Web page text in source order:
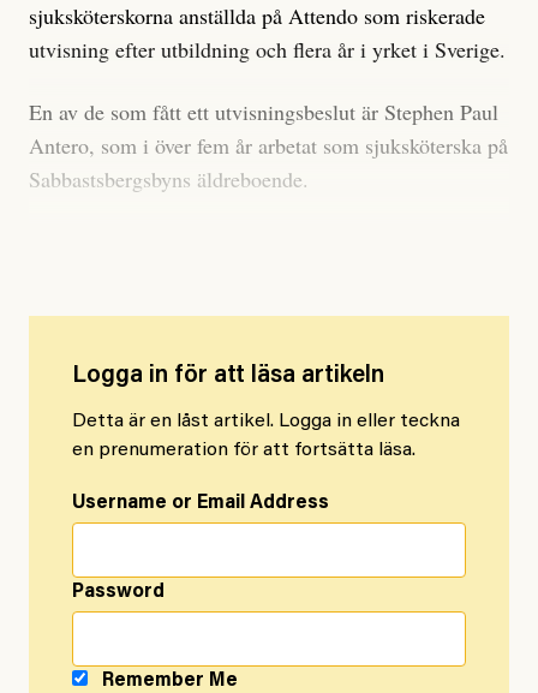
sjuksköterskorna anställda på Attendo som riskerade
utvisning efter utbildning och flera år i yrket i Sverige.
En av de som fått ett utvisningsbeslut är Stephen Paul
Antero, som i över fem år arbetat som sjuksköterska på
Sabbastsbergsbyns äldreboende.
Logga in för att läsa artikeln
Detta är en låst artikel. Logga in eller teckna
en prenumeration för att fortsätta läsa.
Username or Email Address
Password
Remember Me